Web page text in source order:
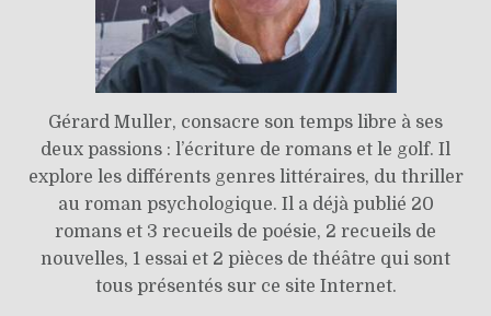
Gérard Muller, consacre son temps libre à ses
deux passions : l’écriture de romans et le golf. Il
explore les différents genres littéraires, du thriller
au roman psychologique. Il a déjà publié 20
romans et 3 recueils de poésie, 2 recueils de
nouvelles, 1 essai et 2 pièces de théâtre qui sont
tous présentés sur ce site Internet.